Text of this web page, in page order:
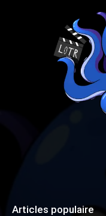
Articles populaire